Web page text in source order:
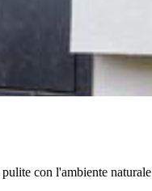
con l'ambiente naturale